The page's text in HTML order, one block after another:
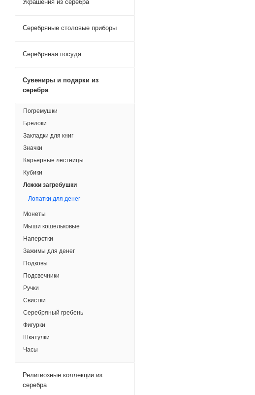
Украшения из серебра
Серебряные столовые приборы
Серебряная посуда
Сувениры и подарки из
серебра
Погремушки
Брелоки
Закладки для книг
Значки
Карьерные лестницы
Кубики
Ложки загребушки
Лопатки для денег
Монеты
Мыши кошельковые
Наперстки
Зажимы для денег
Подковы
Подсвечники
Ручки
Свистки
Серебряный гребень
Фигурки
Шкатулки
Часы
Религиозные коллекции из
серебра